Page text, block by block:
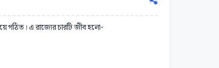
গঠিত। এ রাজ্যের চারটি জীব হলো-